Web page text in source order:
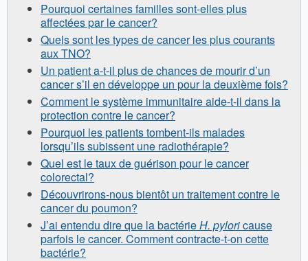
Pourquoi certaines familles sont-elles plus
affectées par le cancer?
Quels sont les types de cancer les plus courants
aux TNO?
Un patient a-t-il plus de chances de mourir d’un
cancer s’il en développe un pour la deuxième fois?
Comment le système immunitaire aide-t-il dans la
protection contre le cancer?
Pourquoi les patients tombent-ils malades
lorsqu’ils subissent une radiothérapie?
Quel est le taux de guérison pour le cancer
colorectal?
Découvrirons-nous bientôt un traitement contre le
cancer du poumon?
J’ai entendu dire que la bactérieH. pyloricause
parfois le cancer. Comment contracte-t-on cette
bactérie?